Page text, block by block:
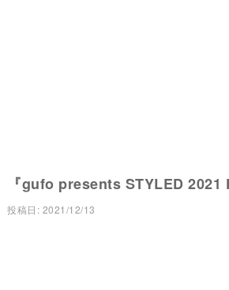
『gufo presents STYLED 2021
投稿日: 2021/12/13